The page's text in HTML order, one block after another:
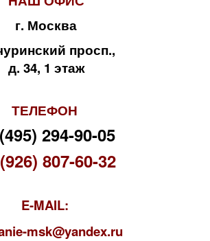
г. Москва
просп.,
д. 34, 1 этаж
ТЕЛЕФОН
294-90-05
807-60-32
E-MAIL:
msk@yandex.ru